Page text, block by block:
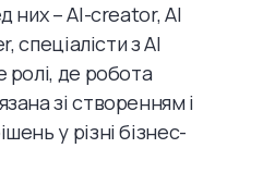
них – AI-creator, AI
спеціалісти з AI
де робота
зі створенням і
у різні бізнес-